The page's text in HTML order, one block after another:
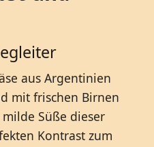
aus Argentinien
mit frischen Birnen
Süße dieser
Kontrast zum